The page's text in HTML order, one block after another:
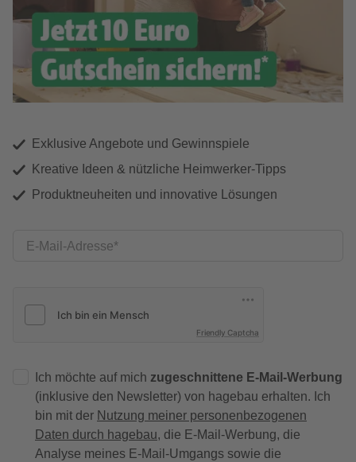
Exklusive Angebote und Gewinnspiele
Kreative Ideen & nützliche Heimwerker-Tipps
Produktneuheiten und innovative Lösungen
E-Mail-Adresse
Friendly Captcha
Ich möchte auf mich zugeschnittene E-Mail-Werbung
(inklusive den Newsletter) von hagebau erhalten. Ich
bin mit der Nutzung meiner personenbezogenen
Daten durch hagebau, die E-Mail-Werbung, die
Analyse meines E-Mail-Umgangs sowie die